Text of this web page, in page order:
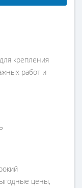
крепления
работ и
цены,